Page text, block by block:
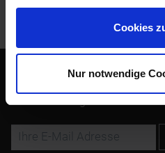
Cookies
Nur notwendige
Kunden haben sich ebenfalls
Sie keine Neuigkeit oder